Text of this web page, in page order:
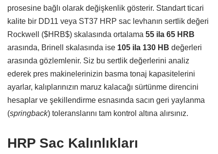
prosesine bağlı olarak değişkenlik gösterir. Standart ticari
kalite bir DD11 veya ST37 HRP sac levhanın sertlik değeri
Rockwell ($HRB$) skalasında ortalama 55 ila 65 HRB
arasında, Brinell skalasında ise 105 ila 130 HB değerleri
arasında gözlemlenir. Siz bu sertlik değerlerini analiz
ederek pres makinelerinizin basma tonaj kapasitelerini
ayarlar, kalıplarınızın maruz kalacağı sürtünme direncini
hesaplar ve şekillendirme esnasında sacın geri yaylanma
(springback) toleranslarını tam kontrol altına alırsınız.
HRP Sac Kalınlıkları